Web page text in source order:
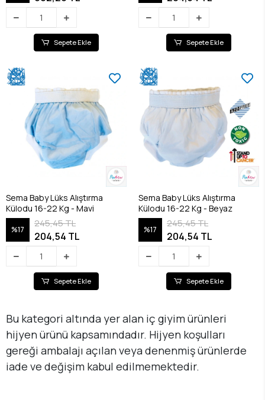
Sepete Ekle Sepete Ekle
Sema Baby Lüks Alıştırma
Külodu 16-22 Kg - Mavi
%17
245,45 TL
204,54 TL
Sepete Ekle
Sema Baby Lüks Alıştırma
Külodu 16-22 Kg - Beyaz
%17
245,45 TL
204,54 TL
Sepete Ekle
Bu kategori altında yer alan iç giyim ürünleri
hijyen ürünü kapsamındadır. Hijyen koşulları
gereği ambalajı açılan veya denenmiş ürünlerde
iade ve değişim kabul edilmemektedir.